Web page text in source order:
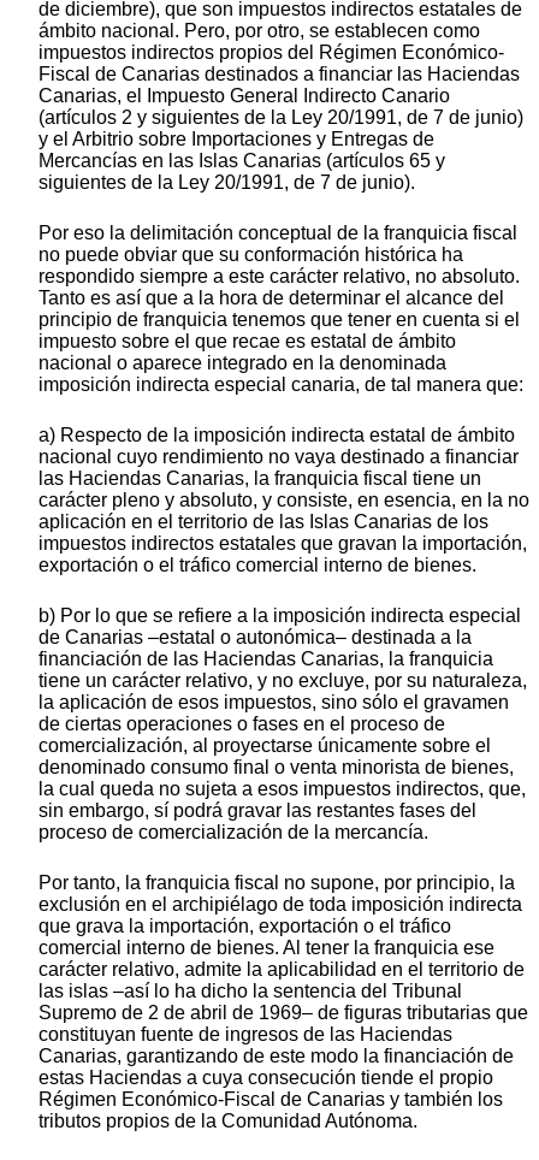
de diciembre), que son impuestos indirectos estatales de
ámbito nacional. Pero, por otro, se establecen como
impuestos indirectos propios del Régimen Económico-
Fiscal de Canarias destinados a financiar las Haciendas
Canarias, el Impuesto General Indirecto Canario
(artículos 2 y siguientes de la Ley 20/1991, de 7 de junio)
y el Arbitrio sobre Importaciones y Entregas de
Mercancías en las Islas Canarias (artículos 65 y
siguientes de la Ley 20/1991, de 7 de junio).
Por eso la delimitación conceptual de la franquicia fiscal
no puede obviar que su conformación histórica ha
respondido siempre a este carácter relativo, no absoluto.
Tanto es así que a la hora de determinar el alcance del
principio de franquicia tenemos que tener en cuenta si el
impuesto sobre el que recae es estatal de ámbito
nacional o aparece integrado en la denominada
imposición indirecta especial canaria, de tal manera que:
a) Respecto de la imposición indirecta estatal de ámbito
nacional cuyo rendimiento no vaya destinado a financiar
las Haciendas Canarias, la franquicia fiscal tiene un
carácter pleno y absoluto, y consiste, en esencia, en la no
aplicación en el territorio de las Islas Canarias de los
impuestos indirectos estatales que gravan la importación,
exportación o el tráfico comercial interno de bienes.
b) Por lo que se refiere a la imposición indirecta especial
de Canarias –estatal o autonómica– destinada a la
financiación de las Haciendas Canarias, la franquicia
tiene un carácter relativo, y no excluye, por su naturaleza,
la aplicación de esos impuestos, sino sólo el gravamen
de ciertas operaciones o fases en el proceso de
comercialización, al proyectarse únicamente sobre el
denominado consumo final o venta minorista de bienes,
la cual queda no sujeta a esos impuestos indirectos, que,
sin embargo, sí podrá gravar las restantes fases del
proceso de comercialización de la mercancía.
Por tanto, la franquicia fiscal no supone, por principio, la
exclusión en el archipiélago de toda imposición indirecta
que grava la importación, exportación o el tráfico
comercial interno de bienes. Al tener la franquicia ese
carácter relativo, admite la aplicabilidad en el territorio de
las islas –así lo ha dicho la sentencia del Tribunal
Supremo de 2 de abril de 1969– de figuras tributarias que
constituyan fuente de ingresos de las Haciendas
Canarias, garantizando de este modo la financiación de
estas Haciendas a cuya consecución tiende el propio
Régimen Económico-Fiscal de Canarias y también los
tributos propios de la Comunidad Autónoma.